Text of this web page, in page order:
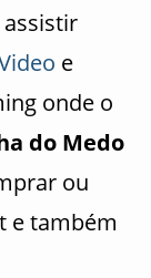
assistir
e
onde o
do Medo
ou
e também